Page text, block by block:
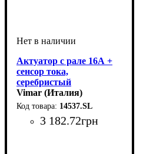
Актуатор с рале 16А +
сенсор тока,
серебристый
Vimar (Италия)
14537.SL
3 182.72грн